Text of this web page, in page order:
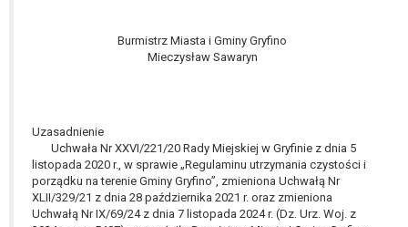
Burmistrz Miasta i Gminy Gryfino
Mieczysław Sawaryn
Uzasadnienie
Uchwała Nr XXVI/221/20 Rady Miejskiej w Gryfinie z dnia 5
listopada 2020 r., w sprawie „Regulaminu utrzymania czystości i
porządku na terenie Gminy Gryfino”, zmieniona Uchwałą Nr
XLII/329/21 z dnia 28 października 2021 r. oraz zmieniona
Uchwałą Nr IX/69/24 z dnia 7 listopada 2024 r. (Dz. Urz. Woj. z
tym również profilowaniu.